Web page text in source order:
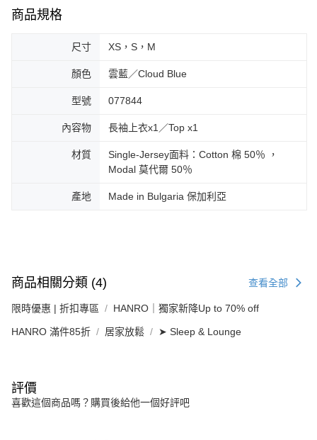
商品規格
尺寸 XS，S，M
顏色 雲藍／Cloud Blue
型號 077844
內容物 長袖上衣x1／Top x1
材質
Single-Jersey面料：Cotton 棉 50％ ，
Modal 莫代爾 50％
產地 Made in Bulgaria 保加利亞
商品相關分類 (4) 查看全部
限時優惠 | 折扣專區 HANRO｜獨家新降Up to 70% off
HANRO 滿件85折 居家放鬆 ➤ Sleep & Lounge
評價
喜歡這個商品嗎？購買後給他一個好評吧